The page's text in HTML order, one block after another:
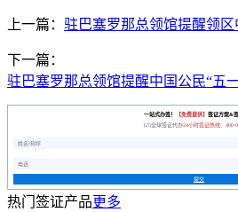
上一篇： 驻巴塞罗那总领馆提醒领
下一篇：
驻巴塞罗那总领馆提醒中国公民“五
一站式办签！ 【免费提供】 签证方案&
125全球签证代办24小时签证热线：400-
提交
热门签证产品更多